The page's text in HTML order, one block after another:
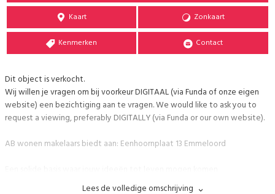
Kaart Zonkaart
Kenmerken Contact
Dit object is verkocht.
Wij willen je vragen om bij voorkeur DIGITAAL (via Funda of onze eigen
website) een bezichtiging aan te vragen. We would like to ask you to
request a viewing, preferably DIGITALLY (via Funda or our own website).
AB wonen makelaars biedt aan: Eenhoornplaat 13 Emmeloord
In deze geliefde wijk de in Emmeloord-West staat deze goed
Lees de volledige omschrijving